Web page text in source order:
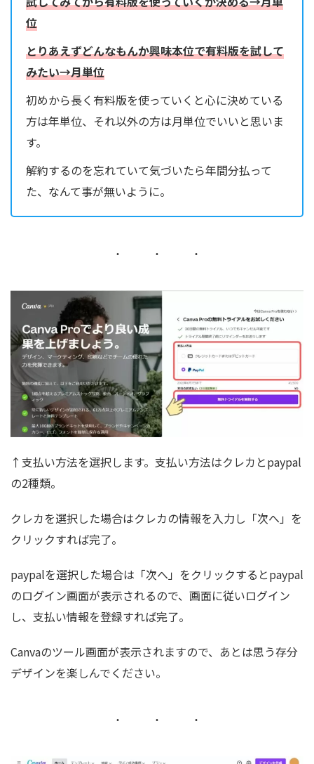
位
とりあえずどんなもんか興味本位で有料版を試して
みたい→月単位
初めから長く有料版を使っていくと心に決めている
方は年単位、それ以外の方は月単位でいいと思いま
す。
解約するのを忘れていて気づいたら年間分払って
た、なんて事が無いように。
↑支払い方法を選択します。支払い方法はクレカとpaypal
の2種類。
クレカを選択した場合はクレカの情報を入力し「次へ」を
クリックすれば完了。
paypalを選択した場合は「次へ」をクリックするとpaypal
のログイン画面が表示されるので、画面に従いログイン
し、支払い情報を登録すれば完了。
Canvaのツール画面が表示されますので、あとは思う存分
デザインを楽しんでください。